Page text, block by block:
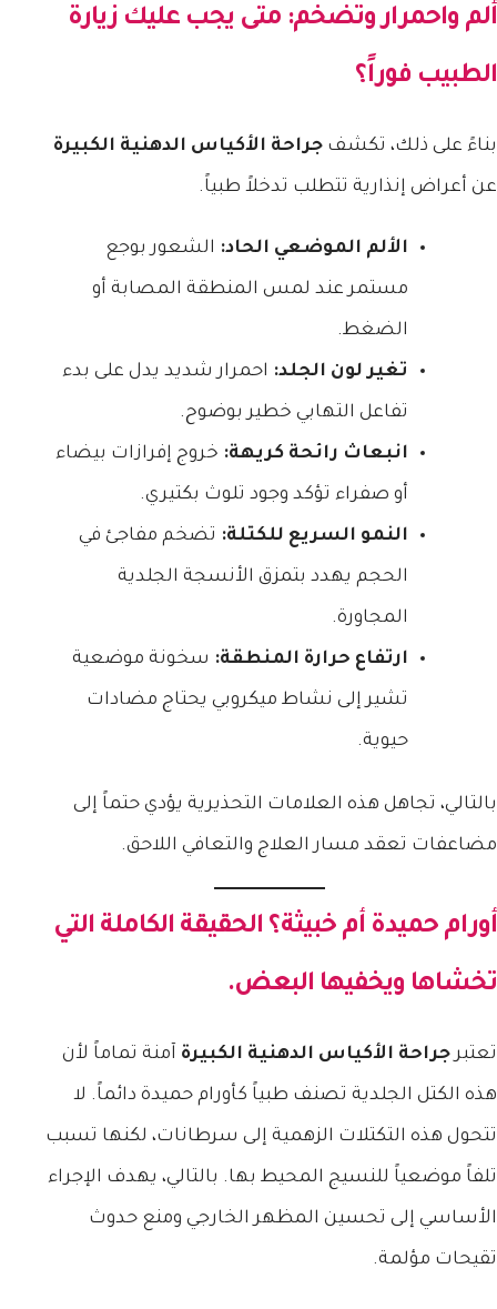
ألم واحمرار وتضخم: متى يجب عليك زيارة
الطبيب فوراً؟
بناءً على ذلك، تكشف جراحة الأكياس الدهنية الكبيرة
عن أعراض إنذارية تتطلب تدخلاً طبياً.
الألم الموضعي الحاد: الشعور بوجع
مستمر عند لمس المنطقة المصابة أو
الضغط.
تغير لون الجلد: احمرار شديد يدل على بدء
تفاعل التهابي خطير بوضوح.
انبعاث رائحة كريهة: خروج إفرازات بيضاء
أو صفراء تؤكد وجود تلوث بكتيري.
النمو السريع للكتلة: تضخم مفاجئ في
الحجم يهدد بتمزق الأنسجة الجلدية
المجاورة.
ارتفاع حرارة المنطقة: سخونة موضعية
تشير إلى نشاط ميكروبي يحتاج مضادات
حيوية.
بالتالي، تجاهل هذه العلامات التحذيرية يؤدي حتماً إلى
مضاعفات تعقد مسار العلاج والتعافي اللاحق.
أورام حميدة أم خبيثة؟ الحقيقة الكاملة التي
تخشاها ويخفيها البعض.
تعتبر جراحة الأكياس الدهنية الكبيرة آمنة تماماً لأن
هذه الكتل الجلدية تصنف طبياً كأورام حميدة دائماً. لا
تتحول هذه التكتلات الزهمية إلى سرطانات، لكنها تسبب
تلفاً موضعياً للنسيج المحيط بها. بالتالي، يهدف الإجراء
الأساسي إلى تحسين المظهر الخارجي ومنع حدوث
تقيحات مؤلمة.